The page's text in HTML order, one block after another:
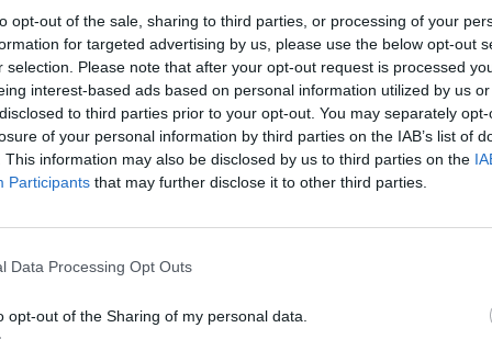
opt-out of the sale, sharing to third parties, or processing of your
for targeted advertising by us, please use the below opt-out
selection. Please note that after your opt-out request is processed
interest-based ads based on personal information utilized by us
to third parties prior to your opt-out. You may separately
of your personal information by third parties on the IAB’s list of
This information may also be disclosed by us to third parties on the
Participants that may further disclose it to other third parties.
Data Processing Opt Outs
opt-out of the Sharing of my personal data.
de cada caso. Las familias que han utilizado el
facilita el vínculo con elrecién nacido.